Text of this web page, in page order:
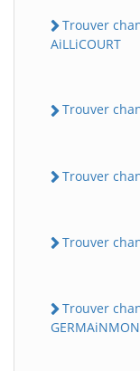
Trouver
AiLLiCOURT
Trouver
Trouver
Trouver
Trouver